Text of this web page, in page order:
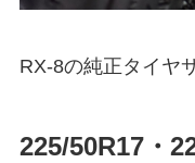
RX-8の純正タイヤ
225/50R17・